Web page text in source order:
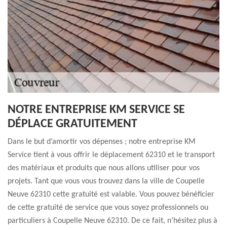
NOTRE ENTREPRISE KM SERVICE SE
DÉPLACE GRATUITEMENT
Dans le but d’amortir vos dépenses ; notre entreprise KM
Service tient à vous offrir le déplacement 62310 et le transport
des matériaux et produits que nous allons utiliser pour vos
projets. Tant que vous vous trouvez dans la ville de Coupelle
Neuve 62310 cette gratuité est valable. Vous pouvez bénéficier
de cette gratuité de service que vous soyez professionnels ou
particuliers à Coupelle Neuve 62310. De ce fait, n’hésitez plus à